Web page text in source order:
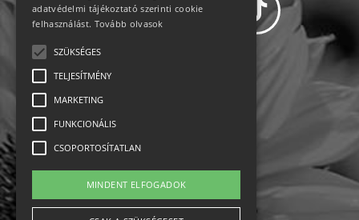
Impresszum-kapcsolat
Jogi nyilatkozat
adatvédelmi tájékoztató szerinti cookie
felhasználást. Tovább olvasok
SZÜKSÉGES
TELJESÍTMÉNY
MARKETING
FUNKCIONÁLIS
CSOPORTOSÍTATLAN
MINDENT ELFOGADOK